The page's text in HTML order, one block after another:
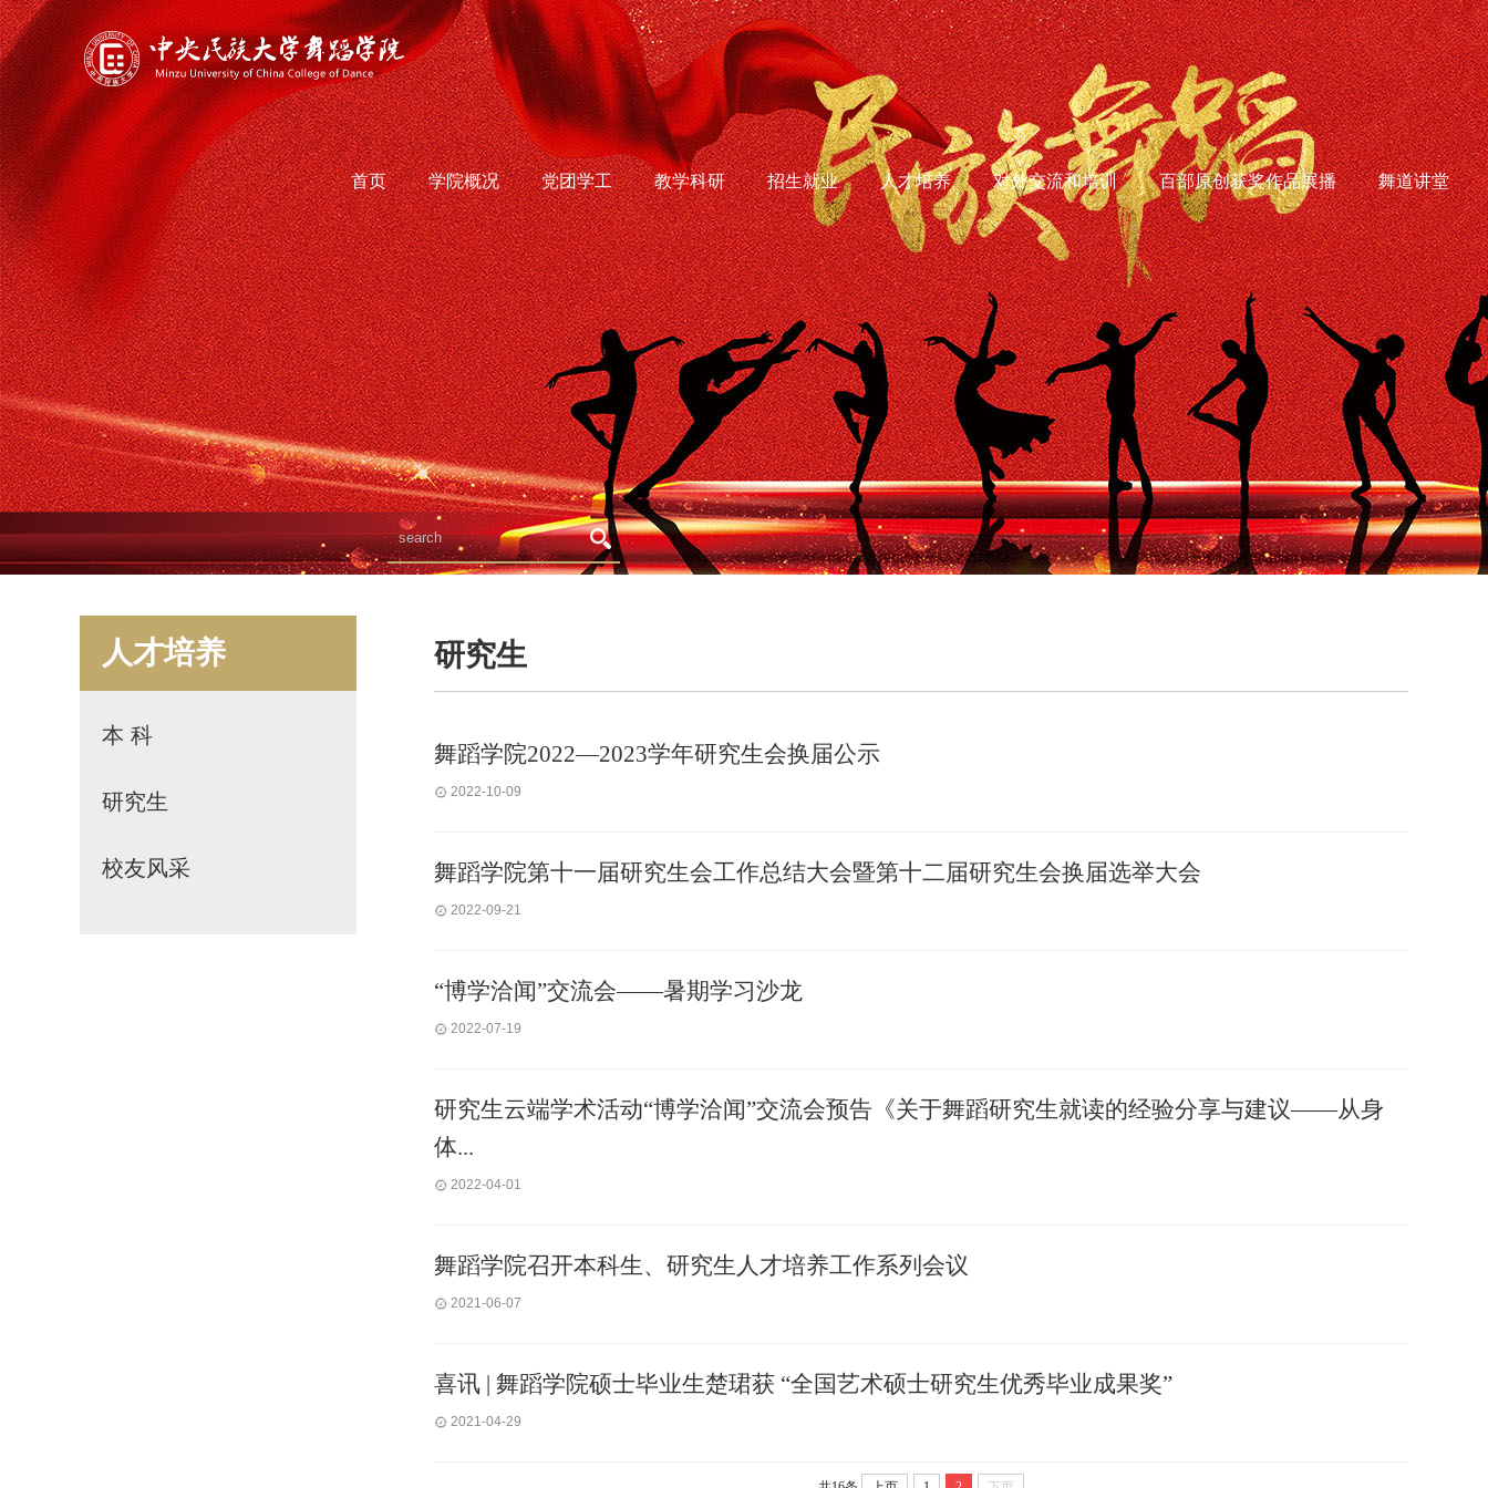
首页 学院概况 党团学工 教学科研 招生就业 人才培养 对外交流和培训 百部原创获奖作品展播 舞道讲堂
人才培养
本 科
研究生
校友风采
研究生
舞蹈学院2022—2023学年研究生会换届公示
2022-10-09
舞蹈学院第十一届研究生会工作总结大会暨第十二届研究生会换届选举大会
2022-09-21
“博学洽闻”交流会——暑期学习沙龙
2022-07-19
研究生云端学术活动“博学洽闻”交流会预告《关于舞蹈研究生就读的经验分享与建议——从身
体...
2022-04-01
舞蹈学院召开本科生、研究生人才培养工作系列会议
2021-06-07
喜讯 | 舞蹈学院硕士毕业生楚珺获 “全国艺术硕士研究生优秀毕业成果奖”
2021-04-29